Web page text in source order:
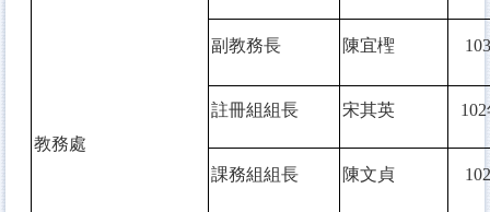
教務處
副教務長 陳宜檉 103
註冊組組長 宋其英 102
課務組組長 陳文貞 102